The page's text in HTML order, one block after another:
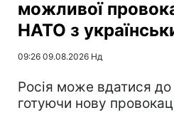
можливої
НАТО з
09:26 09.08.2026 Нд
Росія може вдатися
готуючи нову